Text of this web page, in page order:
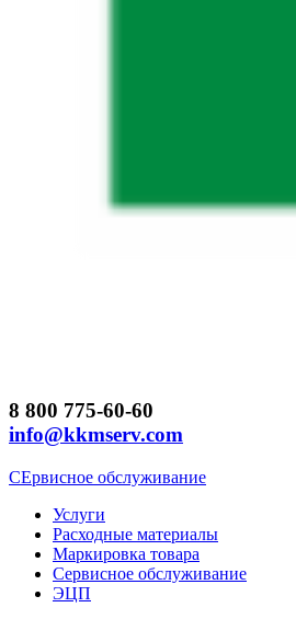
8 800 775-60-60
info@kkmserv.com
СЕрвисное обслуживание
Услуги
Расходные материалы
Маркировка товара
Сервисное обслуживание
ЭЦП